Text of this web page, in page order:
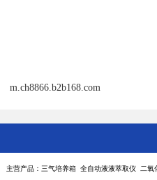
m.ch8866.b2b168.com
主营产品：三气培养箱 全自动液液萃取仪 二